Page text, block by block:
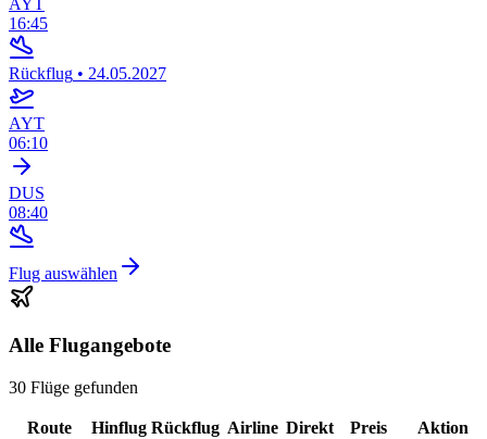
16:45
Rückflug • 24.05.2027
AYT
06:10
DUS
08:40
Flug auswählen
Alle Flugangebote
30 Flüge gefunden
Route Hinflug Rückflug Airline Direkt Preis Aktion